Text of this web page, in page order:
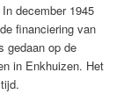
december 1945
financiering van
gedaan op de
in Enkhuizen. Het